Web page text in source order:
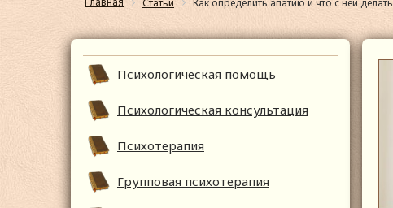
Статьи Как определить апатию и что с ней делать
Психологическая помощь
Психологическая консультация
Психотерапия
Групповая психотерапия